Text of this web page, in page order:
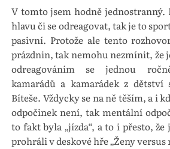
V tomto jsem hodně
hlavu či se odreagovat, tak je to
pasivní. Protože ale tento
prázdnin, tak nemohu nezmínit, že
odreagováním se jednou
kamarádů a kamarádek z
Bíteše. Vždycky se na ně těším, a i
odpočinek není, tak mentální
to fakt byla „jízda“, a to i přesto,
prohráli v deskové hře „Ženy versus